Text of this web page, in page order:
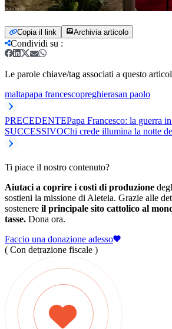
Copia il link Archivia articolo
Condividi su :
Le parole chiave/tag associati a questo
maltapapa francescopreghierasan paolo
PRECEDENTEPapa Francesco: la guerra
SUCCESSIVOChi crede illumina la notte
Ti piace il nostro contenuto?
Aiutaci a coprire i costi di produzione
sostieni la missione di Aleteia. Grazie alle
sostenere il principale sito cattolico al
tasse. Dona ora.
Faccio una donazione adesso
( Con detrazione fiscale )